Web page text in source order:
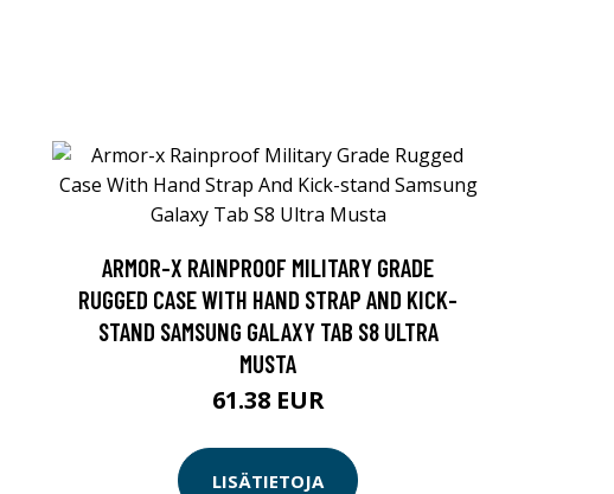
ARMOR-X RAINPROOF MILITARY GRADE
RUGGED CASE WITH HAND STRAP AND KICK-
STAND SAMSUNG GALAXY TAB S8 ULTRA
MUSTA
61.38 EUR
LISÄTIETOJA